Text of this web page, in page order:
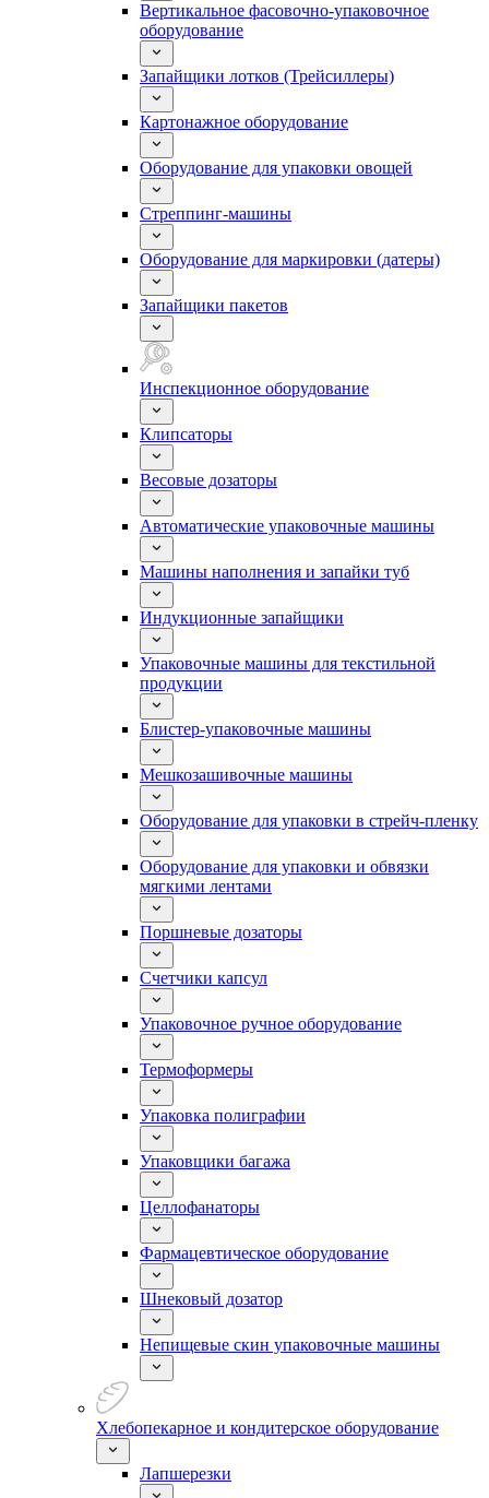
Вертикальное фасовочно-упаковочное
оборудование
Запайщики лотков (Трейсиллеры)
Картонажное оборудование
Оборудование для упаковки овощей
Стреппинг-машины
Оборудование для маркировки (датеры)
Запайщики пакетов
Инспекционное оборудование
Клипсаторы
Весовые дозаторы
Автоматические упаковочные машины
Машины наполнения и запайки туб
Индукционные запайщики
Упаковочные машины для текстильной
продукции
Блистер-упаковочные машины
Мешкозашивочные машины
Оборудование для упаковки в стрейч-пленку
Оборудование для упаковки и обвязки
мягкими лентами
Поршневые дозаторы
Счетчики капсул
Упаковочное ручное оборудование
Термоформеры
Упаковка полиграфии
Упаковщики багажа
Целлофанаторы
Фармацевтическое оборудование
Шнековый дозатор
Непищевые скин упаковочные машины
Хлебопекарное и кондитерское оборудование
Лапшерезки